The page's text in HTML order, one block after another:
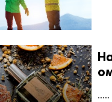
.....